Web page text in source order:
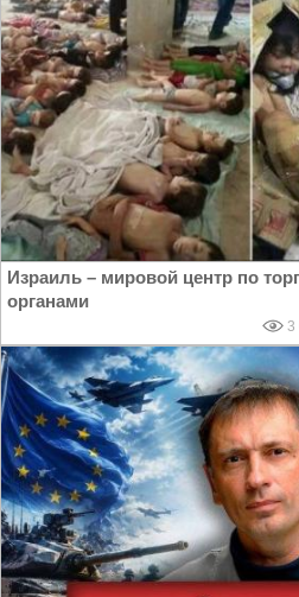
Израиль – мировой центр по
органами
3